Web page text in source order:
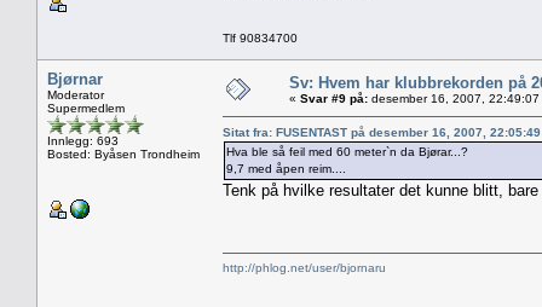
Tlf 90834700
Bjørnar
Moderator
Supermedlem
Innlegg: 693
Bosted: Byåsen Trondheim
Sv: Hvem har klubbrekorden på
« Svar #9 på: desember 16, 2007, 22:49:07
Sitat fra: FUSENTAST på desember 16, 2007,
Hva ble så feil med 60 meter`n da Bjørar...?
9,7 med åpen reim....
Tenk på hvilke resultater det kunne blitt,
http://phlog.net/user/bjornaru